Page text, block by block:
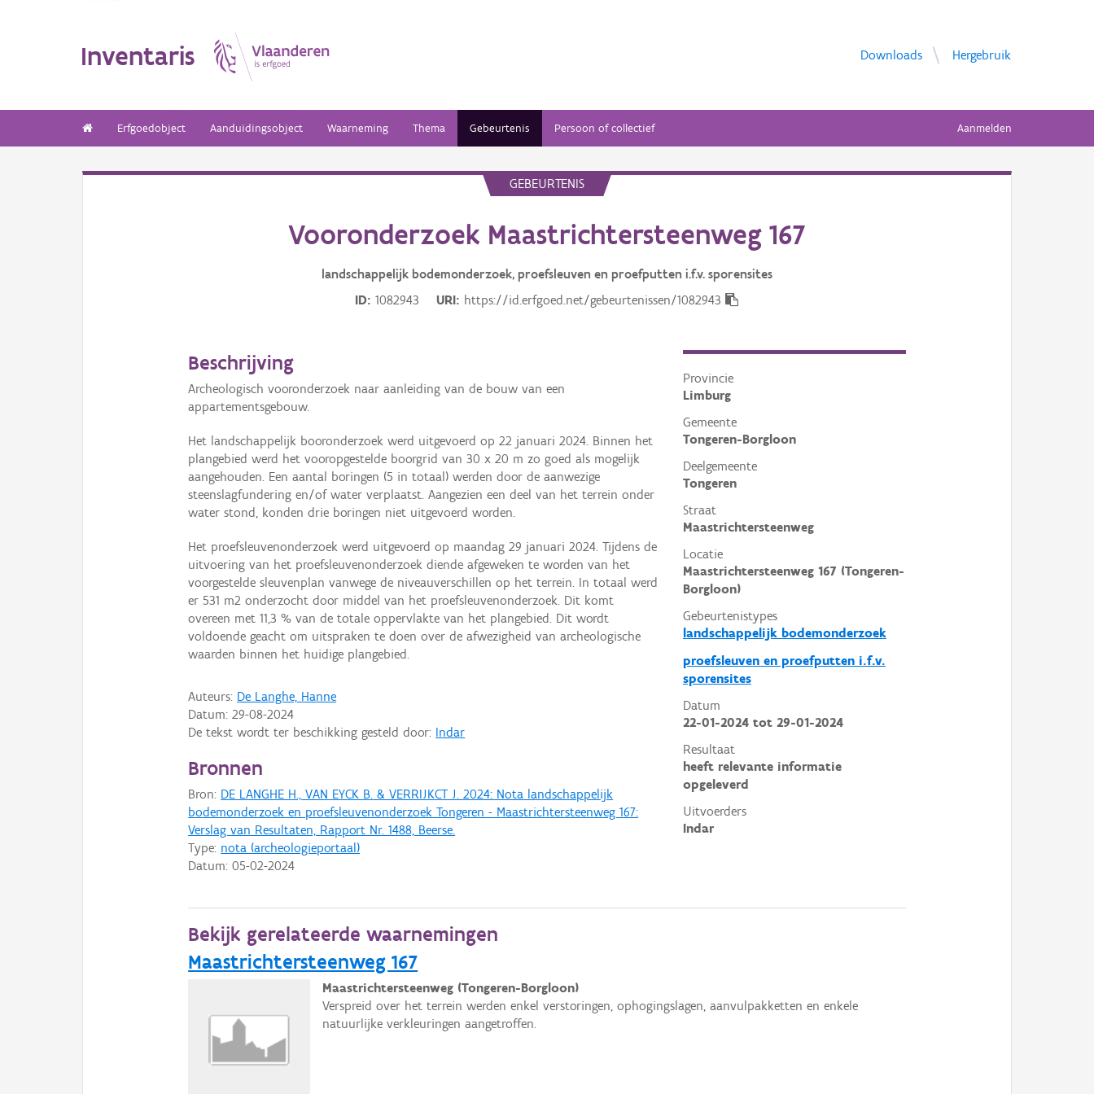
Inventaris Downloads Hergebruik
Erfgoedobject Aanduidingsobject Waarneming Thema Gebeurtenis Persoon of collectief Aanmelden
GEBEURTENIS
Vooronderzoek Maastrichtersteenweg 167
landschappelijk bodemonderzoek, proefsleuven en proefputten i.f.v. sporensites
ID
1082943 URI https://id.erfgoed.net/gebeurtenissen/1082943
Provincie
Limburg
Gemeente
Tongeren-Borgloon
Deelgemeente
Tongeren
Straat
Maastrichtersteenweg
Locatie
Maastrichtersteenweg 167 (Tongeren-
Borgloon)
Gebeurtenistypes
landschappelijk bodemonderzoek
proefsleuven en proefputten i.f.v.
sporensites
Datum
22-01-2024tot 29-01-2024
Resultaat
heeft relevante informatie
opgeleverd
Uitvoerders
Indar
Beschrijving
Archeologisch vooronderzoek naar aanleiding van de bouw van een
appartementsgebouw.
Het landschappelijk booronderzoek werd uitgevoerd op 22 januari 2024. Binnen het
plangebied werd het vooropgestelde boorgrid van 30 x 20 m zo goed als mogelijk
aangehouden. Een aantal boringen (5 in totaal) werden door de aanwezige
steenslagfundering en/of water verplaatst. Aangezien een deel van het terrein onder
water stond, konden drie boringen niet uitgevoerd worden.
Het proefsleuvenonderzoek werd uitgevoerd op maandag 29 januari 2024. Tijdens de
uitvoering van het proefsleuvenonderzoek diende afgeweken te worden van het
voorgestelde sleuvenplan vanwege de niveauverschillen op het terrein. In totaal werd
er 531 m2 onderzocht door middel van het proefsleuvenonderzoek. Dit komt
overeen met 11,3 % van de totale oppervlakte van het plangebied. Dit wordt
voldoende geacht om uitspraken te doen over de afwezigheid van archeologische
waarden binnen het huidige plangebied.
Auteurs: De Langhe, Hanne
Datum:29-08-2024
De tekst wordt ter beschikking gesteld door: Indar
Bronnen
Bron: DE LANGHE H., VAN EYCK B. & VERRIJKCT J. 2024: Nota landschappelijk
bodemonderzoek en proefsleuvenonderzoek Tongeren - Maastrichtersteenweg 167:
Verslag van Resultaten, Rapport Nr. 1488, Beerse.
Type: nota (archeologieportaal)
Datum:05-02-2024
Bekijk gerelateerde waarnemingen
Maastrichtersteenweg 167
Maastrichtersteenweg (Tongeren-Borgloon)
Verspreid over het terrein werden enkel verstoringen, ophogingslagen, aanvulpakketten en enkele
natuurlijke verkleuringen aangetroffen.